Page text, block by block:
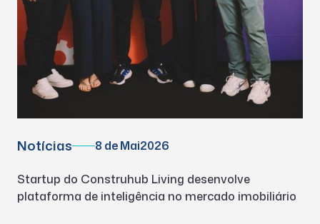
Notícias 8 de Mai2026
Startup do Construhub Living desenvolve
plataforma de inteligência no mercado imobiliário